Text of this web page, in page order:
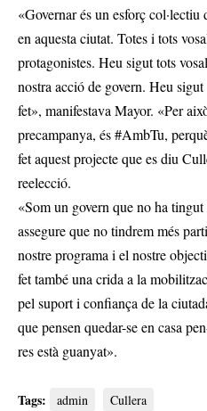
«Governar és un esforç
en aquesta ciutat. Totes i tots
protagonistes. Heu sigut tots
nostra acció de govern. Heu
fet», manifestava Mayor. «Per
precampanya, és #AmbTu,
fet aquest projecte que es diu
reelecció.
«Som un govern que no ha
assegure que no tindrem més
nostre programa i el nostre
fet també una crida a la
pel suport i confiança de la
que pensen quedar-se en casa
res està guanyat».
Tags: admin Cullera